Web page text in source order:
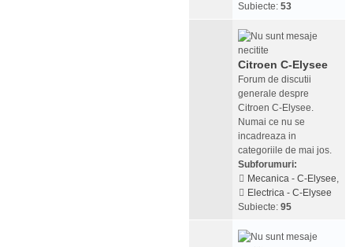
Subiecte: 53
Citroen C-Elysee
Forum de discutii
generale despre
Citroen C-Elysee.
Numai ce nu se
incadreaza in
categoriile de mai jos.
Subforumuri:
Mecanica - C-Elysee,
Electrica - C-Elysee
Subiecte: 95